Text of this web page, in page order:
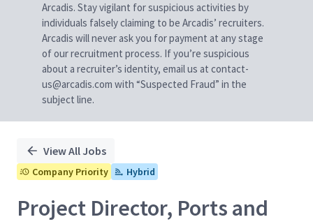
Arcadis. Stay vigilant for suspicious activities by
individuals falsely claiming to be Arcadis’ recruiters.
Arcadis will never ask you for payment at any stage
of our recruitment process. If you’re suspicious
about a recruiter’s identity, email us at contact-
us@arcadis.com with “Suspected Fraud” in the
subject line.
View All Jobs
Company Priority Hybrid
Project Director, Ports and